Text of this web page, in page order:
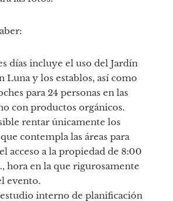
días incluye el uso del Jardín
Luna y los establos, así como
para 24 personas en las
con productos orgánicos.
rentar únicamente los
contempla las áreas para
acceso a la propiedad de 8:00
hora en la que rigurosamente
evento.
interno de planificación